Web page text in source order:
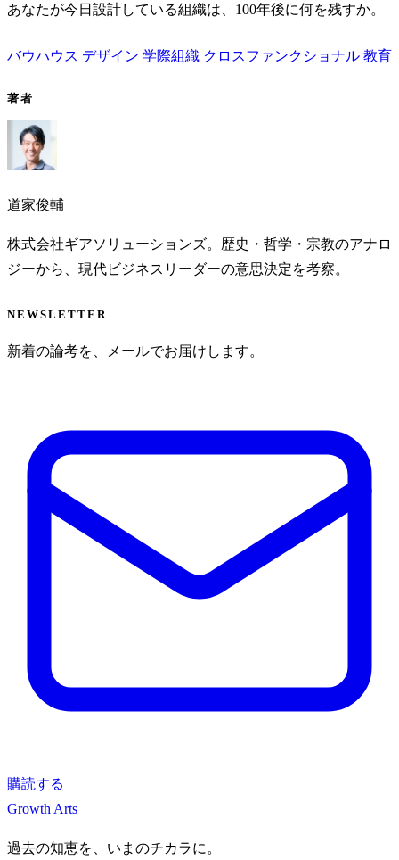
あなたが今日設計している組織は、100年後に何を残すか。
バウハウス デザイン 学際組織 クロスファンクショナル 教育
著者
道家俊輔
株式会社ギアソリューションズ。歴史・哲学・宗教のアナロ
ジーから、現代ビジネスリーダーの意思決定を考察。
NEWSLETTER
新着の論考を、メールでお届けします。
購読する
Growth Arts
過去の知恵を、いまのチカラに。